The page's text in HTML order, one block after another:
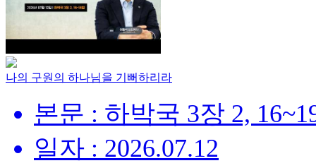
나의 구원의 하나님을 기뻐하리라
본문 : 하박국 3장 2,
일자 : 2026.07.12